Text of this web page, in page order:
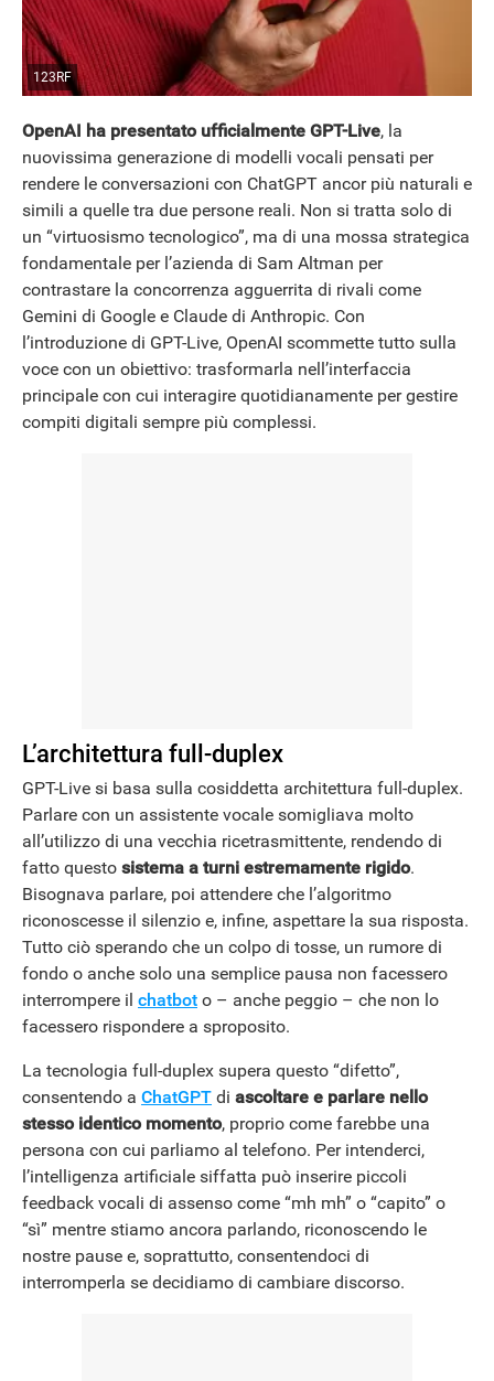
123RF
OpenAI ha presentato ufficialmente GPT-Live, la
nuovissima generazione di modelli vocali pensati per
rendere le conversazioni con ChatGPT ancor più naturali e
simili a quelle tra due persone reali. Non si tratta solo di
un “virtuosismo tecnologico”, ma di una mossa strategica
fondamentale per l’azienda di Sam Altman per
contrastare la concorrenza agguerrita di rivali come
Gemini di Google e Claude di Anthropic. Con
l’introduzione di GPT-Live, OpenAI scommette tutto sulla
voce con un obiettivo: trasformarla nell’interfaccia
principale con cui interagire quotidianamente per gestire
compiti digitali sempre più complessi.
L’architettura full-duplex
GPT-Live si basa sulla cosiddetta architettura full-duplex.
Parlare con un assistente vocale somigliava molto
all’utilizzo di una vecchia ricetrasmittente, rendendo di
fatto questo sistema a turni estremamente rigido.
Bisognava parlare, poi attendere che l’algoritmo
riconoscesse il silenzio e, infine, aspettare la sua risposta.
Tutto ciò sperando che un colpo di tosse, un rumore di
fondo o anche solo una semplice pausa non facessero
interrompere il chatbot o – anche peggio – che non lo
facessero rispondere a sproposito.
La tecnologia full-duplex supera questo “difetto”,
consentendo a ChatGPT di ascoltare e parlare nello
stesso identico momento, proprio come farebbe una
persona con cui parliamo al telefono. Per intenderci,
l’intelligenza artificiale siffatta può inserire piccoli
feedback vocali di assenso come “mh mh” o “capito” o
“sì” mentre stiamo ancora parlando, riconoscendo le
nostre pause e, soprattutto, consentendoci di
interromperla se decidiamo di cambiare discorso.